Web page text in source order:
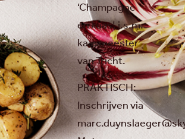
‘Champagne
en kaas’, i.s.m.
kaasmeester
van Tricht.
PRAKTISCH:
Inschrijven via